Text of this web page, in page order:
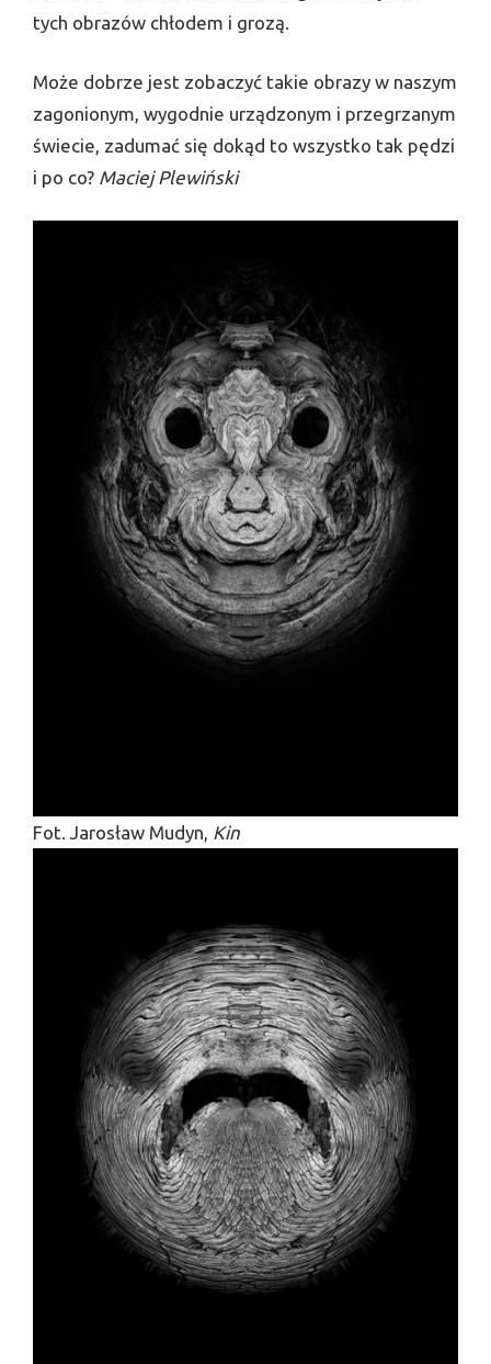
tych obrazów chłodem i grozą.
Może dobrze jest zobaczyć takie obrazy w naszym
zagonionym, wygodnie urządzonym i przegrzanym
świecie, zadumać się dokąd to wszystko tak pędzi
i po co? Maciej Plewiński
Fot. Jarosław Mudyn, Kin